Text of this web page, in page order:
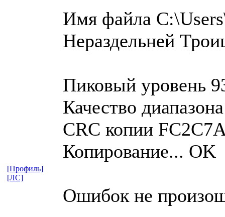
Имя файла
Нераздельней
Пиковый уровень
Качество
CRC копии
Копирование... OK
Ошибок не
[Профиль]
[ЛС]